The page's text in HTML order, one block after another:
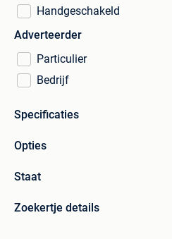
Handgeschakeld
Adverteerder
Particulier
Bedrijf
Specificaties
Opties
Staat
Zoekertje details